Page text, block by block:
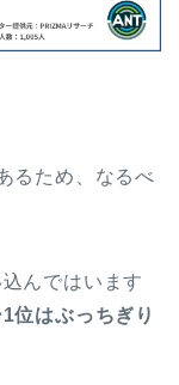
るため、なるべ
んではいます
位はぶっちぎり